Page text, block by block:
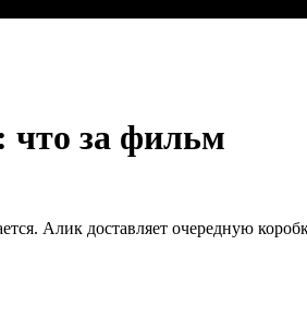
что за фильм
Алик доставляет очередную